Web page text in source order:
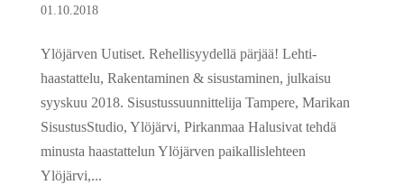
01.10.2018
Ylöjärven Uutiset. Rehellisyydellä pärjää! Lehti-
haastattelu, Rakentaminen & sisustaminen, julkaisu
syyskuu 2018. Sisustussuunnittelija Tampere, Marikan
SisustusStudio, Ylöjärvi, Pirkanmaa Halusivat tehdä
minusta haastattelun Ylöjärven paikallislehteen
Ylöjärvi,...